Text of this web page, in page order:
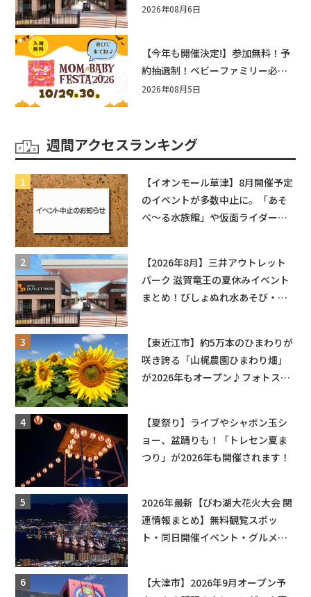
まとめ！びしょぬれ水あそび・激
2026年08月6日
【今年も開催決定!】参加無料！予
約抽選制！ベビーファミリー必見
☆入場無料☆10/29(木)30(金)ママ
2026年08月5日
週間アクセスランキング
【イオンモール草津】8月開催予定
のイベントが多数中止に。「あそ
べ〜る水族館」や仮面ライダーシ
【2026年8月】三井アウトレット
パーク 滋賀竜王の夏休みイベント
まとめ！びしょぬれ水あそび・激
【東近江市】約5万本のひまわりが
咲き誇る「山梶農園ひまわり畑」
が2026年もオープン♪フォトスポ
【夏祭り】ライブやシャボン玉シ
ョー、盆踊りも！「トレセン夏ま
つり」が2026年も開催されます！
2026年最新【びわ湖大花火大会 関
連情報まとめ】無料観覧スポッ
ト・同日開催イベント・グルメマ
【大津市】2026年9月オープン予